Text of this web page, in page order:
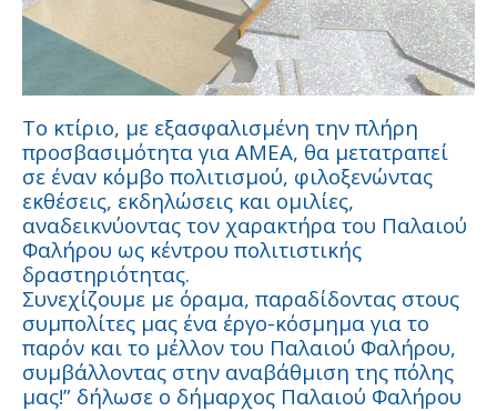
Το κτίριο, με εξασφαλισμένη την πλήρη
προσβασιμότητα για ΑΜΕΑ, θα μετατραπεί
σε έναν κόμβο πολιτισμού, φιλοξενώντας
εκθέσεις, εκδηλώσεις και ομιλίες,
αναδεικνύοντας τον χαρακτήρα του Παλαιού
Φαλήρου ως κέντρου πολιτιστικής
δραστηριότητας.
Συνεχίζουμε με όραμα, παραδίδοντας στους
συμπολίτες μας ένα έργο-κόσμημα για το
παρόν και το μέλλον του Παλαιού Φαλήρου,
συμβάλλοντας στην αναβάθμιση της πόλης
μας!” δήλωσε ο δήμαρχος Παλαιού Φαλήρου